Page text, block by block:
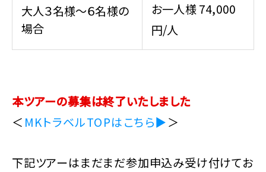
大人３名様～６名様の
場合
お一人様 74,000
円/人
本ツアーの募集は終了いたしました
＜ MKトラベルTOPはこちら▶＞
下記ツアーはまだまだ参加申込み受け付けてお